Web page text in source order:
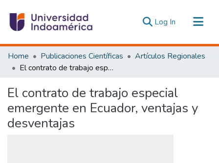
Log In (current)
Communities & Collections
All of DSpace
Estadísticas Externas
Home Publicaciones Científicas
Artículos Regionales
El contrato de trabajo especial emergente en Ecuador, ventajas y desventajas
El contrato de trabajo especial
emergente en Ecuador, ventajas y
desventajas